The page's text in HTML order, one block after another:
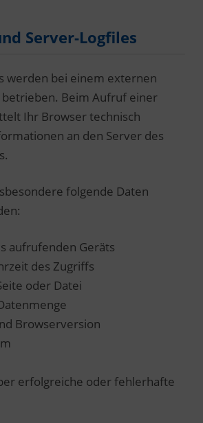
Server-Logfiles
werden bei einem externen
Beim Aufruf einer
Ihr Browser technisch
an den Server des
folgende Daten
aufrufenden Geräts
des Zugriffs
oder Datei
Browserversion
erfolgreiche oder fehlerhafte